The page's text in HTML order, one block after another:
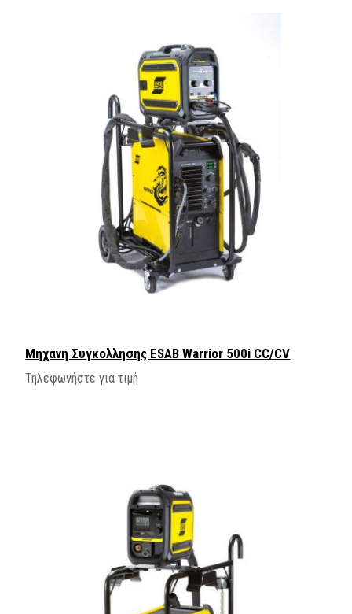
Μηχανη Συγκολλησης ΕSAB Warrior 500i CC/CV
Τηλεφωνήστε για τιμή